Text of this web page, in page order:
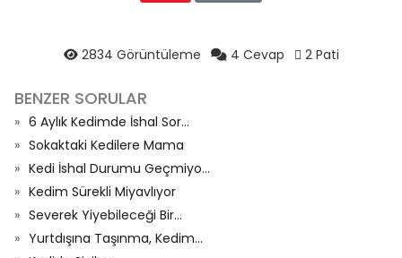
2834 Görüntüleme 4 Cevap 2 Pati
BENZER SORULAR
6 Aylık Kedimde İshal Sor...
Sokaktaki Kedilere Mama
Kedi İshal Durumu Geçmiyo...
Kedim Sürekli Miyavlıyor
Severek Yiyebileceği Bir...
Yurtdışına Taşınma, Kedim...